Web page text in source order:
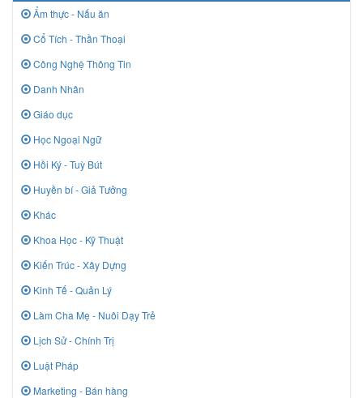
Ẩm thực - Nấu ăn
Cổ Tích - Thần Thoại
Công Nghệ Thông Tin
Danh Nhân
Giáo dục
Học Ngoại Ngữ
Hồi Ký - Tuỳ Bút
Huyền bí - Giả Tưởng
Khác
Khoa Học - Kỹ Thuật
Kiến Trúc - Xây Dựng
Kinh Tế - Quản Lý
Làm Cha Mẹ - Nuôi Dạy Trẻ
Lịch Sử - Chính Trị
Luật Pháp
Marketing - Bán hàng